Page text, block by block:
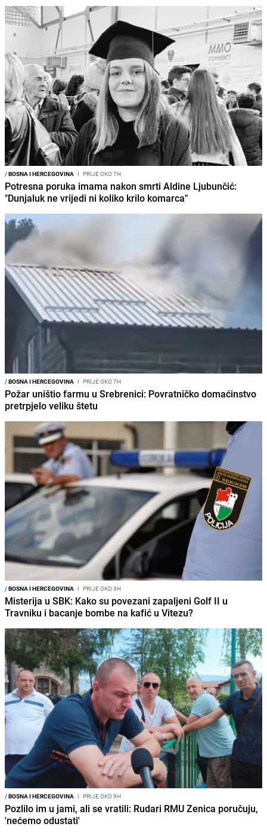
/BOSNA I HERCEGOVINA I PRIJE OKO 7H
Potresna poruka imama nakon smrti Aldine Ljubunčić:
"Dunjaluk ne vrijedi ni koliko krilo komarca"
/BOSNA I HERCEGOVINA I PRIJE OKO 7H
Požar uništio farmu u Srebrenici: Povratničko domaćinstvo
pretrpjelo veliku štetu
/BOSNA I HERCEGOVINA I PRIJE OKO 9H
Misterija u SBK: Kako su povezani zapaljeni Golf II u
Travniku i bacanje bombe na kafić u Vitezu?
/BOSNA I HERCEGOVINA I PRIJE OKO 9H
Pozlilo im u jami, ali se vratili: Rudari RMU Zenica poručuju,
'nećemo odustati'